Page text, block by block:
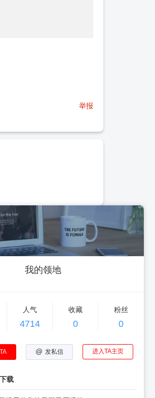
举报
我的领地
人气
4714
收藏
0
粉丝
0
@ 发私信 进入TA主页
载